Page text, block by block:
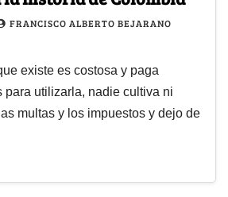
FRANCISCO ALBERTO BEJARANO
existe es costosa y paga
para utilizarla, nadie cultiva ni
multas y los impuestos y dejo de